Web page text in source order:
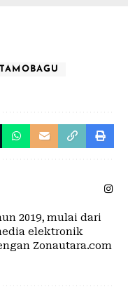
2019, mulai dari
elektronik
Zonautara.com